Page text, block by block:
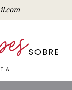
SOBRE